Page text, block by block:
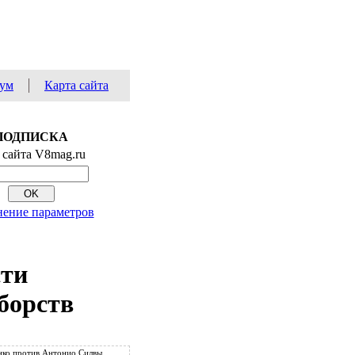
Карта сайта
V8mag.ru
параметров
против Антонио Силвы.